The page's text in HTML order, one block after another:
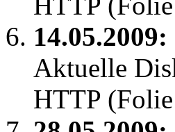
14.05.2009:
Aktuelle
HTTP